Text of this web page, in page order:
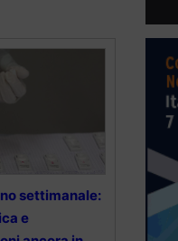
settimanale:
e